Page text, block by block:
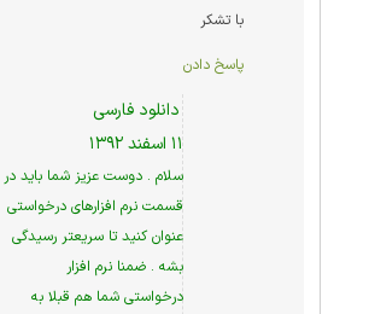
با تشکر
پاسخ دادن
دانلود فارسی
۱۱ اسفند ۱۳۹۲
سلام . دوست عزیز شما باید در
قسمت نرم افزارهای درخواستی
عنوان کنید تا سریعتر رسیدگی
بشه . ضمنا نرم افزار
درخواستی شما هم قبلا به